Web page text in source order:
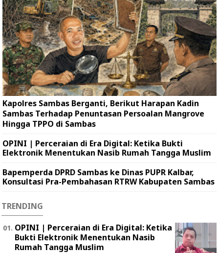
Kapolres Sambas Berganti, Berikut Harapan Kadin
Sambas Terhadap Penuntasan Persoalan Mangrove
Hingga TPPO di Sambas
OPINI | Perceraian di Era Digital: Ketika Bukti
Elektronik Menentukan Nasib Rumah Tangga Muslim
Bapemperda DPRD Sambas ke Dinas PUPR Kalbar,
Konsultasi Pra-Pembahasan RTRW Kabupaten Sambas
TRENDING
OPINI | Perceraian di Era Digital: Ketika
Bukti Elektronik Menentukan Nasib
Rumah Tangga Muslim